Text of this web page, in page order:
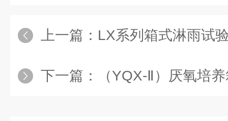
上一篇： LX系列箱式淋雨试
下一篇： （YQX-Ⅱ）厌氧培